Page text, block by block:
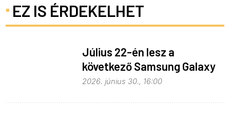
EZ IS ÉRDEKELHET
Július 22-én lesz a
következő Samsung Galaxy
Unpacked – ez várható
2026. június 30., 16:00